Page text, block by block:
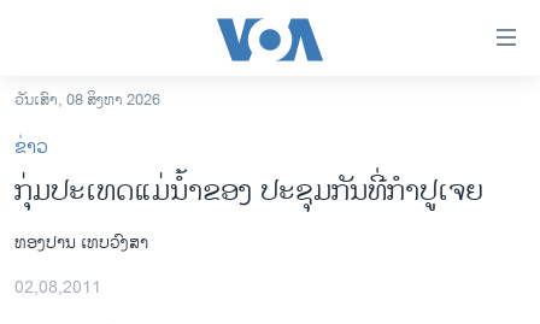
ເຂົ້າ
ຫາ
ຂ້າມ
ຂ້າມ
ໄປ
ຫາ
ລາວ
ອາເມຣິກາ
ການເລືອກຕັ້ງ ປະທານາທີບໍດີ ສະຫະລັດ 2024
ຂ່າວ​ຈີນ
ວັນເສົາ, 08 ສິງຫາ 2026
ຂ່າວ
ກຸ່ມປະເທດແມ່ນໍ້າຂອງ ປະຊຸມກັນທີ່ກໍາປູເຈຍ
ທອງປານ ເທບວົງສາ
02,08,2011